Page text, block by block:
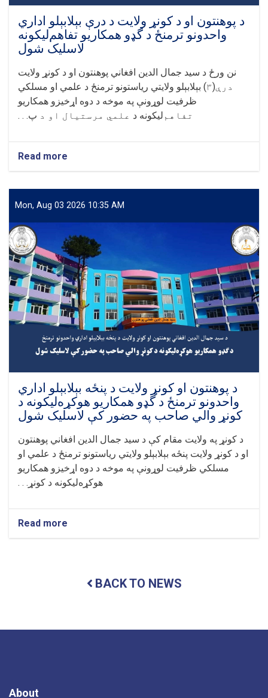
د پوهنتون او د کونړ ولايت د درې بېلابېلو اداري
واحدونو ترمنځ د گډو همکاريو تفاهم‌ليکونه
لاسليک شول
نن ورځ د سيد جمال الدين افغاني پوهنتون او د کونړ ولايت
درې(۳)
بېلابېلو ولايتي رياستونو ترمنځ د علمي او مسلکي
ظرفيت لوړونې په موخه د دوه اړخيزو همکاريو
تفاهم ‌ليکونه د علمي مرستيال او د پ. . .
Read more
د
او
د
د
درې
بېلابېلو
اداري
واحدونو
ترمنځ
د
گډو
همکاريو
تفاهم‌ليکونه
لاسليک
شول
Mon, Aug 03 2026 10:35 AM
د پوهنتون او کونړ ولايت د پنځه بېلابېلو اداري
واحدونو ترمنځ د گډو همکاريو هوکړه‌ليکونه د
کونړ والي صاحب په حضور کې لاسليک شول
د کونړ په ولايت مقام کې د سيد جمال الدين افغاني پوهنتون
او د کونړ ولايت پنځه بېلابېلو ولايتي رياستونو ترمنځ د علمي او
مسلکي ظرفيت لوړونې په موخه د دوه اړخيزو همکاريو
هوکړه‌ليکونه د کونړ. . .
Read more
د
ولايت
اداري
BACK TO NEWS
About